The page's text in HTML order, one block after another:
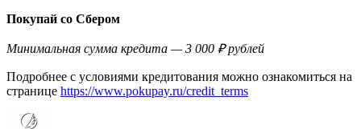
Покупай со Сбером
Минимальная сумма кредита — 3 000 ₽ рублей
Подробнее с условиями кредитования можно ознакомиться на
странице https://www.pokupay.ru/credit_terms